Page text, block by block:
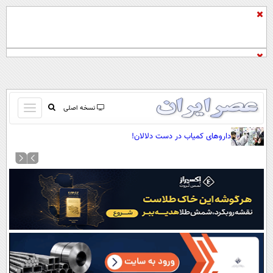
نسخه اصلی
باز
و
کردن
منو
صفحه اول
آرشیو
نظرسنجی
آب و هوا
اوقات شرعی
سواد زندگی
داروهای کمیاب در دست دلالان!